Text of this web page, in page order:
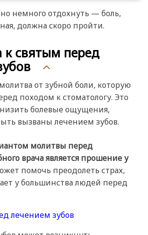
немного отдохнуть — боль,
должна скоро пройти.
к святым перед
от зубной боли, которую
походом к стоматологу. Это
болевые ощущения,
вызваны лечением зубов.
молитвы перед
врача является прошение у
помочь преодолеть страх,
у большинства людей перед